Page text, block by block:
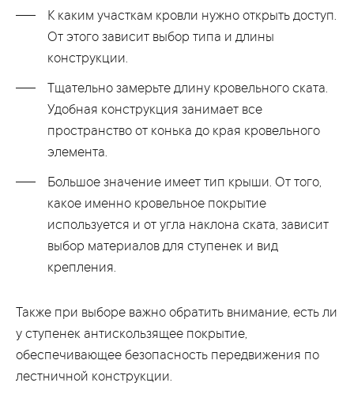
К каким участкам кровли нужно открыть доступ.
От этого зависит выбор типа и длины
конструкции.
Тщательно замерьте длину кровельного ската.
Удобная конструкция занимает все
пространство от конька до края кровельного
элемента.
Большое значение имеет тип крыши. От того,
какое именно кровельное покрытие
используется и от угла наклона ската, зависит
выбор материалов для ступенек и вид
крепления.
Также при выборе важно обратить внимание, есть ли
у ступенек антискользящее покрытие,
обеспечивающее безопасность передвижения по
лестничной конструкции.